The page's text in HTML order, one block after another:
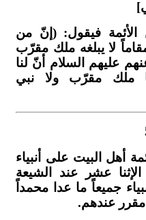
فيقول: (إنّ من
لا يبلغه ملك مقرّب
عليهم السلام أنّ لنا
ملك مقرّب ولا نبي
أهل البيت على أنبياء
الإثنا عشر عند الشيعة
جميعاً ما عدا محمداً
مقرر عندهم.